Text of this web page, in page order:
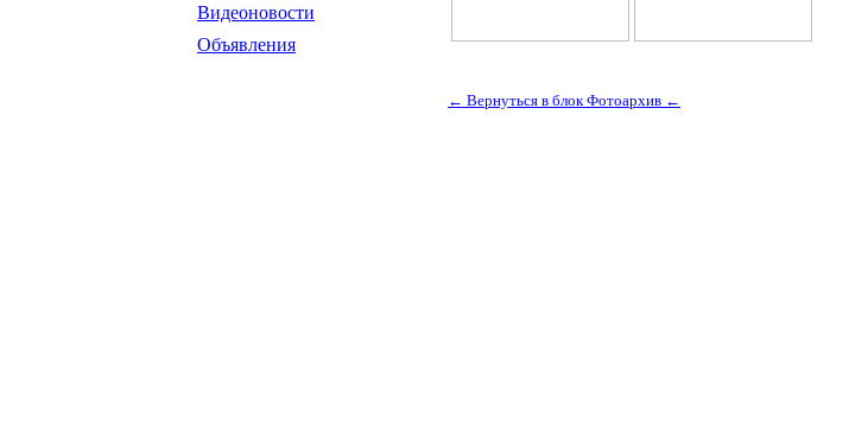
Видеоновости
Объявления
← Вернуться в блок Фотоархив ←